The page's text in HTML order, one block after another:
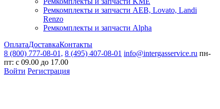
Ремкомплекты и запчасти AEB, Lovato, Landi
Renzo
Ремкомплекты и запчасти Alpha
ОплатаДоставкаКонтакты
8 (800) 777-08-01, 8 (495) 407-08-01 info@intergasservice.ru пн-
пт: с 09.00 до 17.00
Войти Регистрация